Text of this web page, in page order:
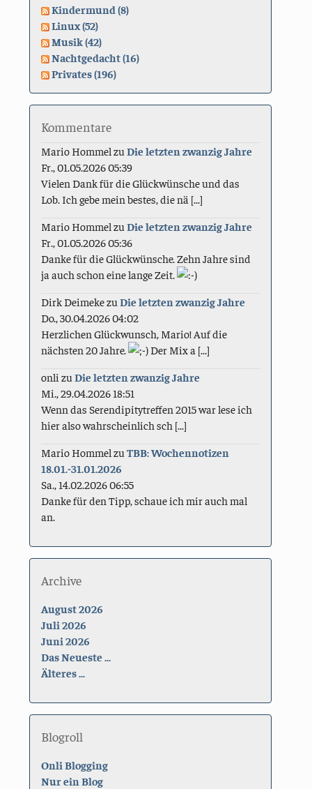
Kindermund (8)
Linux (52)
Musik (42)
Nachtgedacht (16)
Privates (196)
Kommentare
Mario Hommel zuDie letzten zwanzig Jahre
Fr., 01.05.2026 05:39
Vielen Dank für die Glückwünsche und das
Lob. Ich gebe mein bestes, die nä [...]
Mario Hommel zuDie letzten zwanzig Jahre
Fr., 01.05.2026 05:36
Danke für die Glückwünsche. Zehn Jahre sind
ja auch schon eine lange Zeit.
Dirk DeimekezuDie letzten zwanzig Jahre
Do., 30.04.2026 04:02
Herzlichen Glückwunsch, Mario! Auf die
nächsten 20 Jahre.
Der Mix a [...]
onli zuDie letzten zwanzig Jahre
Mi., 29.04.2026 18:51
Wenn das Serendipitytreffen 2015 war lese ich
hier also wahrscheinlich sch [...]
Mario Hommel zuTBB: Wochennotizen
18.01.-31.01.2026
Sa., 14.02.2026 06:55
Danke für den Tipp, schaue ich mir auch mal
an.
Archive
August 2026
Juli 2026
Juni 2026
Das Neueste ...
Älteres ...
Blogroll
Onli Blogging
Nur ein Blog